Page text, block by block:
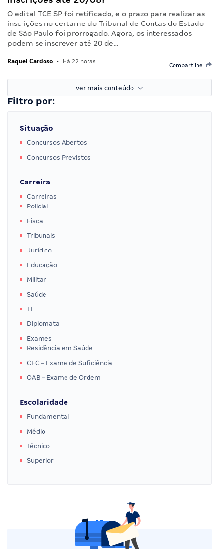
O edital TCE SP foi retificado, e o prazo para realizar as
inscrições no certame do Tribunal de Contas do Estado
de São Paulo foi prorrogado. Agora, os interessados
podem se inscrever até 20 de…
Raquel Cardoso • Há 22 horas
Compartilhe
ver mais conteúdo
Filtro por:
Situação
Concursos Abertos
Concursos Previstos
Carreira
Carreiras
Policial
Fiscal
Tribunais
Jurídico
Educação
Militar
Saúde
TI
Diplomata
Exames
Residência em Saúde
CFC – Exame de Suficiência
OAB – Exame de Ordem
Escolaridade
Fundamental
Médio
Técnico
Superior